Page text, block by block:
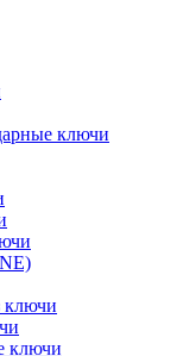
ключи
ключи
ключи